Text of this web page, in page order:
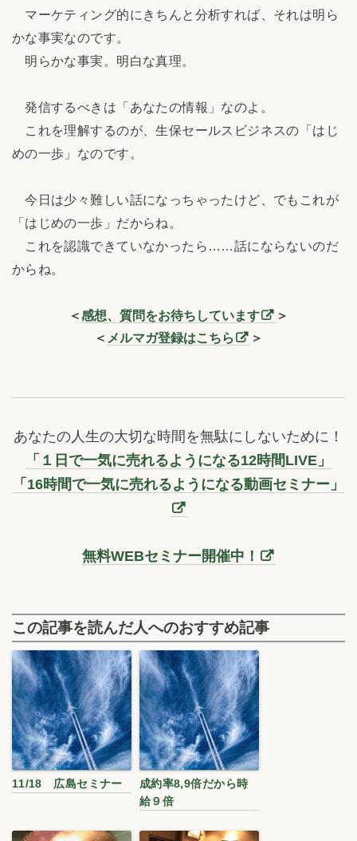
マーケティング的にきちんと分析すれば、それは明ら
かな事実なのです。
明らかな事実。明白な真理。
発信するべきは「あなたの情報」なのよ。
これを理解するのが、生保セールスビジネスの「はじ
めの一歩」なのです。
今日は少々難しい話になっちゃったけど、でもこれが
「はじめの一歩」だからね。
これを認識できていなかったら……話にならないのだ
からね。
＜感想、質問をお待ちしています
＞
＜ メルマガ登録はこちら ＞
あなたの人生の大切な時間を無駄にしないために！
「１日で一気に売れるようになる12時間LIVE」
「16時間で一気に売れるようになる動画セミナー」
無料WEBセミナー開催中！
この記事を読んだ人へのおすすめ記事
11/18 広島セミナー
成約率8,9倍だから時
給９倍